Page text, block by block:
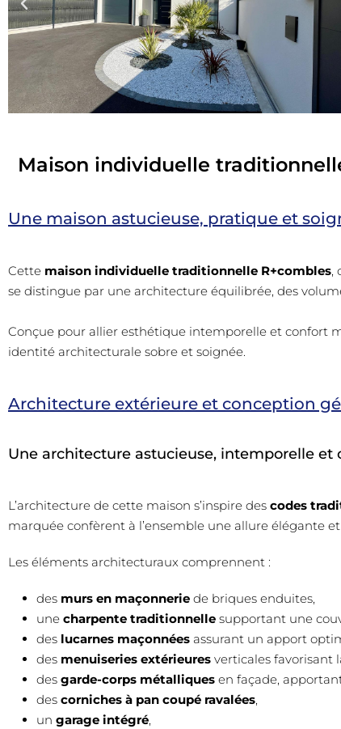
Maison individuelle
Une maison astucieuse, pratique et
Cette maison individuelle traditionnelle R+combles,
se distingue par une architecture équilibrée, des
Conçue pour allier esthétique intemporelle et confort
identité architecturale sobre et soignée.
Architecture extérieure et conception
Une architecture astucieuse, intemporelle et
L’architecture de cette maison s’inspire des codes
marquée confèrent à l’ensemble une allure élégante
Les éléments architecturaux comprennent :
des murs en maçonnerie de briques enduites,
une charpente traditionnelle supportant une
des lucarnes maçonnées assurant un apport
des menuiseries extérieures verticales favorisant
des garde-corps métalliques en façade,
des corniches à pan coupé ravalées,
un garage intégré,